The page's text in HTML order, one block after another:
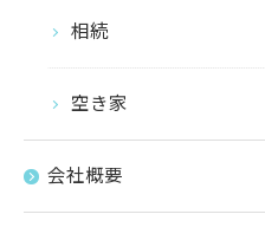
相続
空き家
会社概要